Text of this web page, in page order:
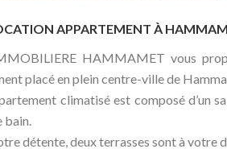
APPARTEMENT À
HAMMAMET vous
placé en plein centre-ville de
climatisé est composé d’un
bain.
détente, deux terrasses sont à votre